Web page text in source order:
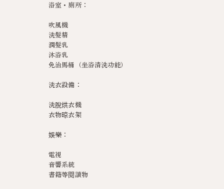
浴室・廁所：
吹風機
洗髮精
潤髮乳
沐浴乳
免治馬桶（坐浴清洗功能）
洗衣設備：
洗脫烘衣機
衣物晾衣架
娛樂：
電視
音響系統
書籍等閱讀物